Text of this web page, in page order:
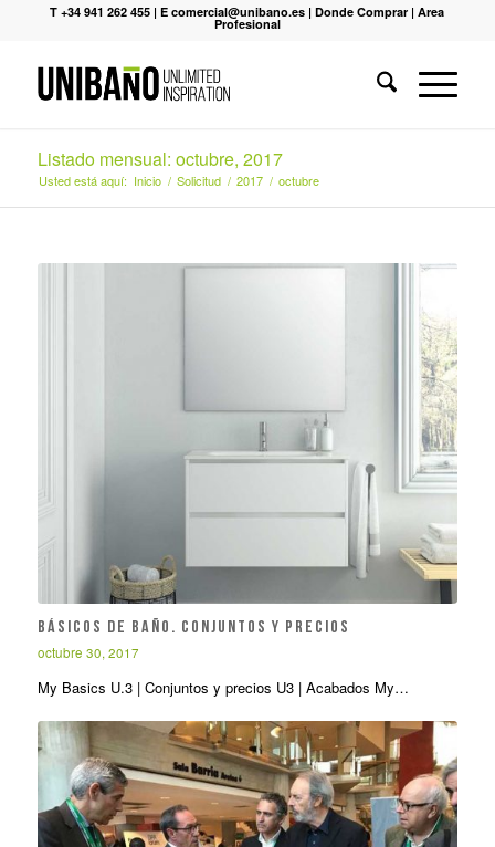
T +34 941 262 455 |E comercial@unibano.es |Donde Comprar |Area
Profesional
Listado mensual: octubre, 2017
Usted está aquí: Inicio / Solicitud / 2017 / octubre
Básicos de baño. Conjuntos y precios
octubre 30, 2017
My Basics U.3 | Conjuntos y precios U3 | Acabados My…